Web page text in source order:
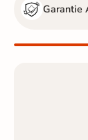
Garantie